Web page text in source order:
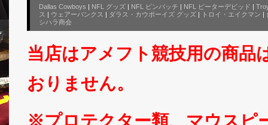
Dallas Cowboys | NFL グッズ | NFL ピンバッチ | NFL ピーターデビッド |
ス | ウェアーバンクス | ダラス・カウボーイズ グッズ | トロイ・エイクマン |
シハラ商会
当店はアメフト競技用の商品
おりません。
※プロテクター類、マウスピ